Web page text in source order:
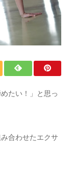
たい！」と思っ
合わせたエクサ